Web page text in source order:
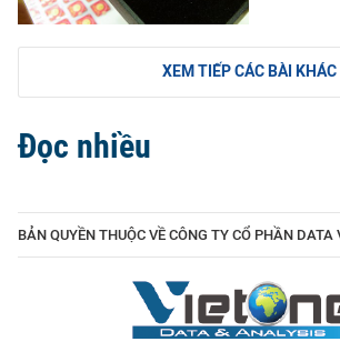
XEM TIẾP CÁC BÀI KHÁC
Đọc nhiều
BẢN QUYỀN THUỘC VỀ CÔNG TY CỔ PHẦN DATA